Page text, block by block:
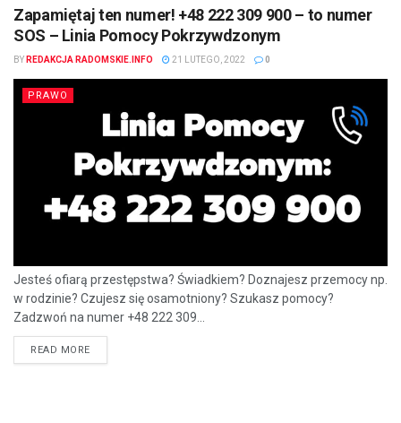
Zapamiętaj ten numer! +48 222 309 900 – to numer
SOS – Linia Pomocy Pokrzywdzonym
BY REDAKCJA RADOMSKIE.INFO 21 LUTEGO, 2022 0
PRAWO
Jesteś ofiarą przestępstwa? Świadkiem? Doznajesz przemocy np.
w rodzinie? Czujesz się osamotniony? Szukasz pomocy?
Zadzwoń na numer +48 222 309...
READ MORE